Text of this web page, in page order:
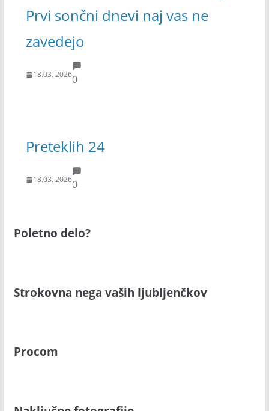
Prvi sončni dnevi naj vas ne
zavedejo
18.03. 20260
Preteklih 24
18.03. 20260
Poletno delo?
Strokovna nega vaših ljubljenčkov
Procom